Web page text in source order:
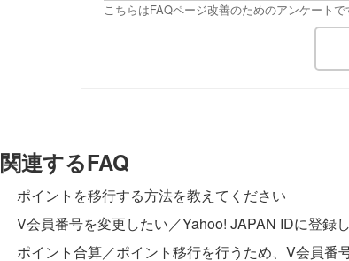
こちらはFAQページ改善のためのアンケート
関連するFAQ
ポイントを移行する方法を教えてください
V会員番号を変更したい／Yahoo! JAPAN IDに登録
ポイント合算／ポイント移行を行うため、V会員